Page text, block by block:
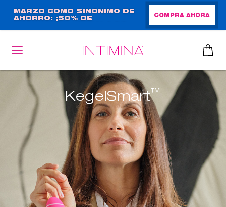
contenido
principal
MARZO COMO SINÓNIMO DE
AHORRO: ¡50% DE
TAMAÑO NORMAL!
COMPRA AHORA
KegelSmart™